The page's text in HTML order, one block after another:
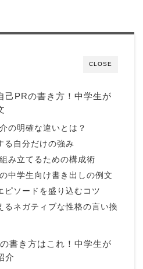
CLOSE
己PRの書き方！中学生が
の明確な違いとは？
る自分だけの強み
み立てるための構成術
中学生向け書き出しの例文
ピソードを盛り込むコツ
るネガティブな性格の言い換
書き方はこれ！中学生が
介